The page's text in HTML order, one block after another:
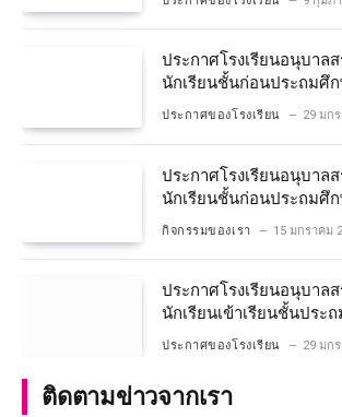
ประกาศโรงเรียนอนุบาลสระบุรี เรื่อ
นักเรียนชั้นก่อนประถมศึ
ประกาศของโรงเรียน 29 มก
ประกาศโรงเรียนอนุบาลส
นักเรียนชั้นก่อนประถมศึ
อนุบาลปีที่ ๒ ประจำปีกา
กิจกรรมของเรา 15 มกราคม
ประกาศโรงเรียนอนุบาลสระบุรี เรื่อ
นักเรียนเข้าเรียนชั้นประ
โครงการห้องเรียนพิเศษ
ประกาศของโรงเรียน 29 มก
ติดตามข่าวจากเรา